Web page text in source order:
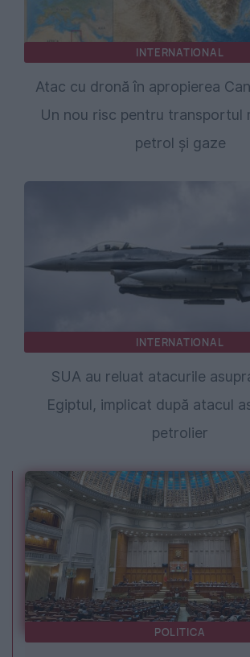
INTERNATIONAL
Atac cu dronă în apropierea
Un nou risc pentru transportul
petrol și gaze
INTERNATIONAL
SUA au reluat atacurile
Egiptul, implicat după atacul
petrolier
POLITICA